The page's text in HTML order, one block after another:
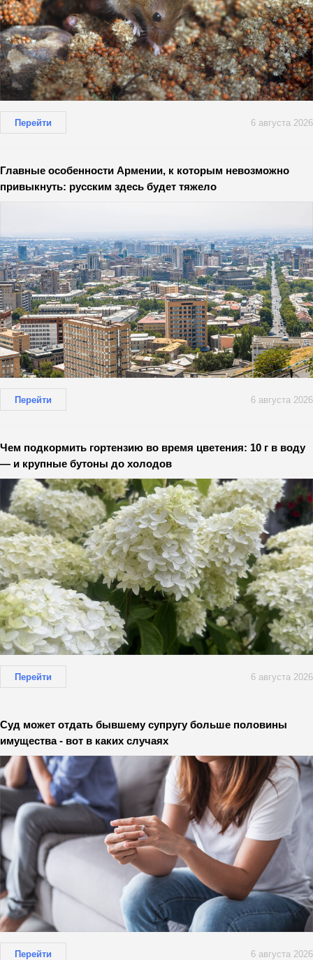
Перейти 6 августа 2026
Главные особенности Армении, к которым невозможно
привыкнуть: русским здесь будет тяжело
Перейти 6 августа 2026
Чем подкормить гортензию во время цветения: 10 г в воду
— и крупные бутоны до холодов
Перейти 6 августа 2026
Суд может отдать бывшему супругу больше половины
имущества - вот в каких случаях
Перейти 6 августа 2026